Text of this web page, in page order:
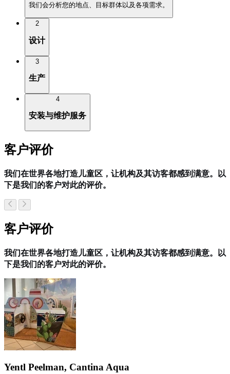
我们会分析您的地点、目标群体以及各项需求。
2
设计
3
生产
4
安装与维护服务
客户评价
我们在世界各地打造儿童区，让机构及其访客都感到满意。以
下是我们的客户对此的评价。
客户评价
我们在世界各地打造儿童区，让机构及其访客都感到满意。以
下是我们的客户对此的评价。
Yentl Peelman, Cantina Aqua